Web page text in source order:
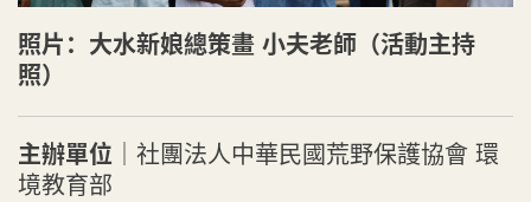
照片：大水新娘總策畫 小夫老師（活動主持
照）
主辦單位 ｜社團法人中華民國荒野保護協會 環
境教育部